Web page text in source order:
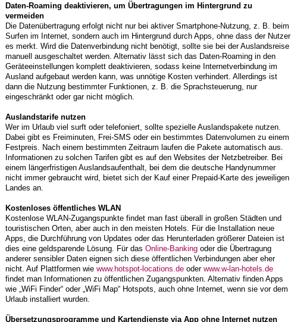
Daten-Roaming deaktivieren, um Übertragungen im Hintergrund zu
vermeiden
Die Datenübertragung erfolgt nicht nur bei aktiver Smartphone-Nutzung, z. B. beim
Surfen im Internet, sondern auch im Hintergrund durch Apps, ohne dass der Nutzer
es merkt. Wird die Datenverbindung nicht benötigt, sollte sie bei der Auslandsreise
manuell ausgeschaltet werden. Alternativ lässt sich das Daten-Roaming in den
Geräteeinstellungen komplett deaktivieren, sodass keine Internetverbindung im
Ausland aufgebaut werden kann, was unnötige Kosten verhindert. Allerdings ist
dann die Nutzung bestimmter Funktionen, z. B. die Sprachsteuerung, nur
eingeschränkt oder gar nicht möglich.
Auslandstarife nutzen
Wer im Urlaub viel surft oder telefoniert, sollte spezielle Auslandspakete nutzen.
Dabei gibt es Freiminuten, Frei-SMS oder ein bestimmtes Datenvolumen zu einem
Festpreis. Nach einem bestimmten Zeitraum laufen die Pakete automatisch aus.
Informationen zu solchen Tarifen gibt es auf den Websites der Netzbetreiber. Bei
einem längerfristigen Auslandsaufenthalt, bei dem die deutsche Handynummer
nicht immer gebraucht wird, bietet sich der Kauf einer Prepaid-Karte des jeweiligen
Landes an.
Kostenloses öffentliches WLAN
Kostenlose WLAN-Zugangspunkte findet man fast überall in großen Städten und
touristischen Orten, aber auch in den meisten Hotels. Für die Installation neue
Apps, die Durchführung von Updates oder das Herunterladen größerer Dateien ist
dies eine geldsparende Lösung. Für das Online-Banking oder die Übertragung
anderer sensibler Daten eignen sich diese öffentlichen Verbindungen aber eher
nicht. Auf Plattformen wie www.hotspot-locations.de oder www.w-lan-hotels.de
findet man Informationen zu öffentlichen Zugangspunkten. Alternativ finden Apps
wie „WiFi Finder“ oder „WiFi Map“ Hotspots, auch ohne Internet, wenn sie vor dem
Urlaub installiert wurden.
Übersetzungsprogramme und Kartendienste via App ohne Internet nutzen